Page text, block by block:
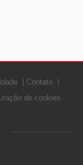
Contato
de cookies